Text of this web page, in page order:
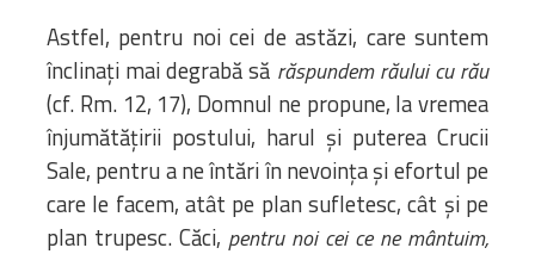
Astfel, pentru noi cei de astăzi, care suntem
înclinați mai degrabă să răspundem răului cu rău
(cf. Rm. 12, 17), Domnul ne propune, la vremea
înjumătățirii postului, harul și puterea Crucii
Sale, pentru a ne întări în nevoința și efortul pe
care le facem, atât pe plan sufletesc, cât și pe
plan trupesc. Căci, pentru noi cei ce ne mântuim,